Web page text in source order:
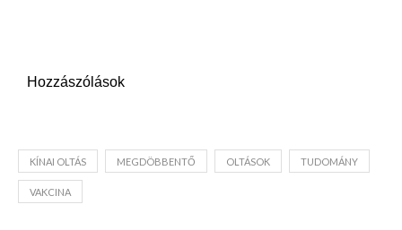
Hozzászólások
KÍNAI OLTÁS MEGDÖBBENTŐ OLTÁSOK TUDOMÁNY
VAKCINA